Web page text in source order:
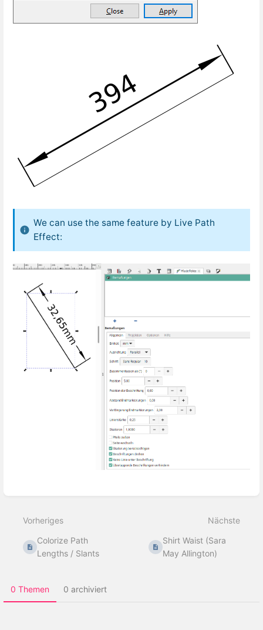
We can use the same feature by Live Path
Effect:
Vorheriges
Colorize Path
Lengths / Slants
Nächste
Shirt Waist (Sara
May Allington)
0 Themen 0 archiviert